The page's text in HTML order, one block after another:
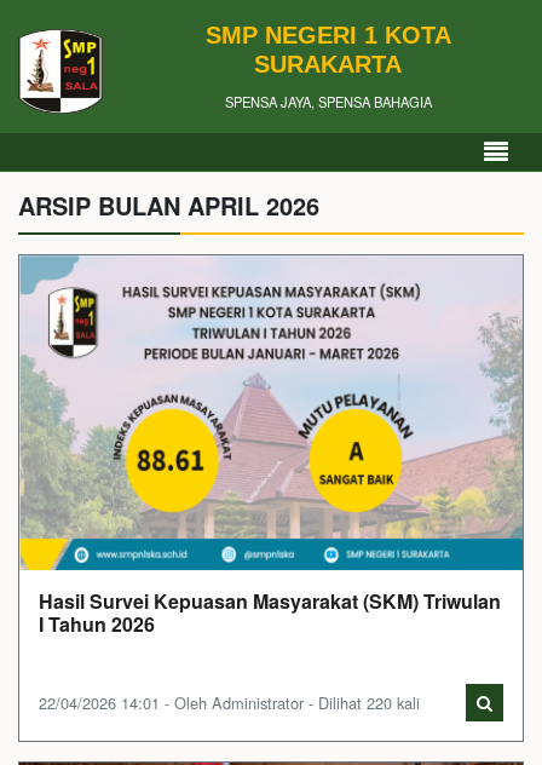
SMP NEGERI 1 KOTA
SURAKARTA
SPENSA JAYA, SPENSA BAHAGIA
ARSIP BULAN APRIL 2026
Hasil Survei Kepuasan Masyarakat (SKM) Triwulan
I Tahun 2026
22/04/2026 14:01 - Oleh Administrator - Dilihat 220 kali